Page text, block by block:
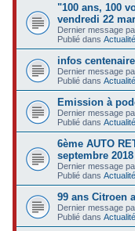
"100 ans, 100
vendredi 22
Dernier message
Publié dans
infos
Dernier message
Publié dans
Emission à
Dernier message
Publié dans
6ème AUTO
septembre 2018
Dernier message
Publié dans
99 ans Citroen
Dernier message
Publié dans